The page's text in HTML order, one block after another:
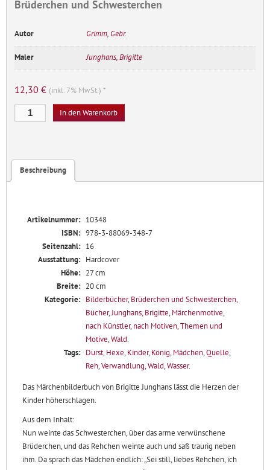
Brüderchen und Schwesterchen
Autor Grimm, Gebr.
Maler Junghans, Brigitte
12,30 € (inkl. 7% MwSt.) *
Brüderchen
und
In den Warenkorb
Beschreibung
Artikelnummer: 10348
ISBN: 978-3-88069-348-7
Seitenzahl: 16
Ausstattung: Hardcover
Höhe: 27 cm
Breite: 20 cm
Kategorie: Bilderbücher, Brüderchen und Schwesterchen,
Bücher,Junghans, Brigitte, Märchenmotive,
nach Künstler, nach Motiven,Themen und
Motive,Wald.
Tags: Durst, Hexe, Kinder, König, Mädchen,Quelle,
Reh,Verwandlung,Wald,Wasser.
Das Märchenbilderbuch von Brigitte Junghans lässt die Herzen der
Kinder höherschlagen.
Aus dem Inhalt:
Nun weinte das Schwesterchen, über das arme verwünschene
Brüderchen, und das Rehchen weinte auch und saß traurig neben
ihm. Da sprach das Mädchen endlich: „Sei still, liebes Rehchen, ich